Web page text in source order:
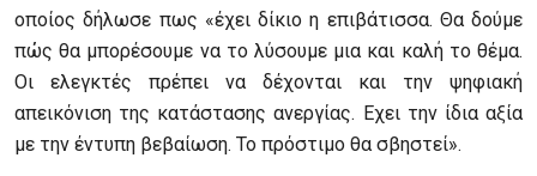
οποίος δήλωσε πως «έχει δίκιο η επιβάτισσα. Θα δούμε
πώς θα μπορέσουμε να το λύσουμε μια και καλή το θέμα.
Οι ελεγκτές πρέπει να δέχονται και την ψηφιακή
απεικόνιση της κατάστασης ανεργίας. Εχει την ίδια αξία
με την έντυπη βεβαίωση. Το πρόστιμο θα σβηστεί».